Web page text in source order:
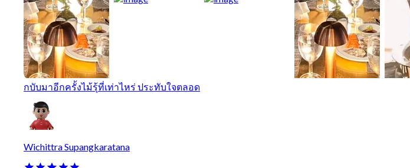
กบับมาอีกครั้งไม้รุ้ที่เท่าไหร่ ประทับใจตลอด
Wichittra Supangkaratana